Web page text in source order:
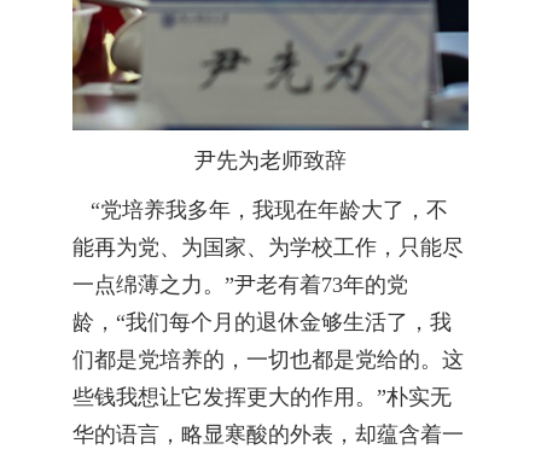
尹先为老师致辞
“党培养我多年，我现在年龄大了，不
能再为党、为国家、为学校工作，只能尽
一点绵薄之力。”尹老有着73年的党
龄，“我们每个月的退休金够生活了，我
们都是党培养的，一切也都是党给的。这
些钱我想让它发挥更大的作用。”朴实无
华的语言，略显寒酸的外表，却蕴含着一